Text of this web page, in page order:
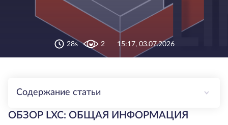
28s 2 15:17, 03.07.2026
Содержание статьи
ОБЗОР LXC: ОБЩАЯ ИНФОРМАЦИЯ